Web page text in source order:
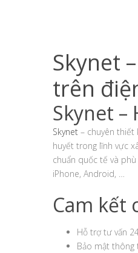
Skynet
trên
Skynet –
Skynet – chuyên thiết
huyết trong lĩnh vực
chuẩn quốc tế và
iPhone, Android, …
Cam kết
Hỗ trợ tư vấn
Bảo mật thông